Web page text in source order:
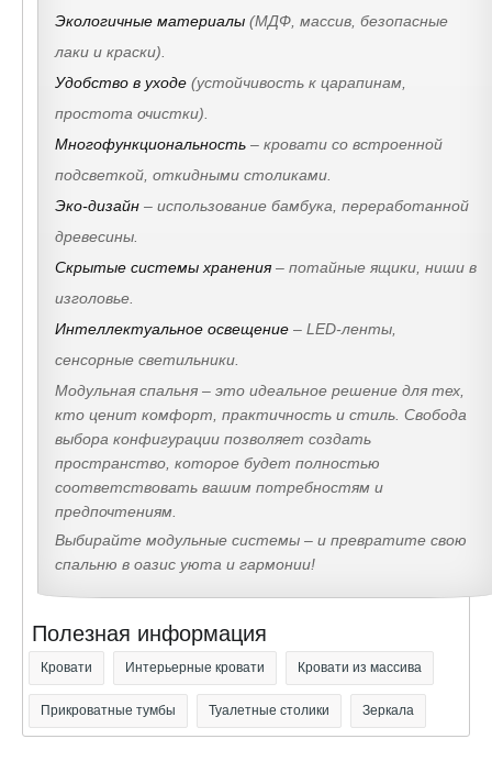
Экологичные материалы (МДФ, массив, безопасные
лаки и краски).
Удобство в уходе (устойчивость к царапинам,
простота очистки).
Многофункциональность – кровати со встроенной
подсветкой, откидными столиками.
Эко-дизайн – использование бамбука, переработанной
древесины.
Скрытые системы хранения – потайные ящики, ниши в
изголовье.
Интеллектуальное освещение – LED-ленты,
сенсорные светильники.
Модульная спальня – это идеальное решение для тех,
кто ценит комфорт, практичность и стиль. Свобода
выбора конфигурации позволяет создать
пространство, которое будет полностью
соответствовать вашим потребностям и
предпочтениям.
Выбирайте модульные системы – и превратите свою
спальню в оазис уюта и гармонии!
Полезная информация
Кровати Интерьерные кровати Кровати из массива
Прикроватные тумбы Туалетные столики Зеркала